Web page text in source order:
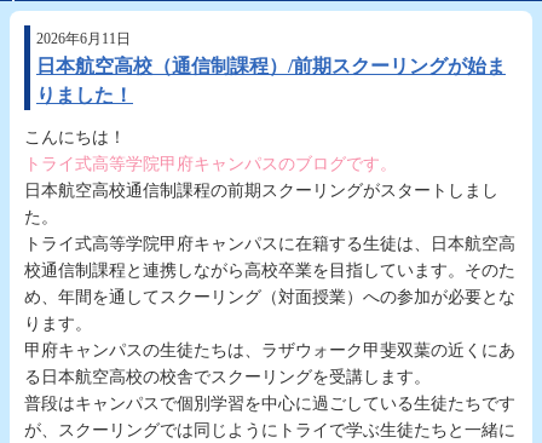
2026年6月11日
日本航空高校（通信制課程）/前期スクーリングが始ま
りました！
こんにちは！
トライ式高等学院甲府キャンパスのブログです。
日本航空高校通信制課程の前期スクーリングがスタートしまし
た。
トライ式高等学院甲府キャンパスに在籍する生徒は、日本航空高
校通信制課程と連携しながら高校卒業を目指しています。そのた
め、年間を通してスクーリング（対面授業）への参加が必要とな
ります。
甲府キャンパスの生徒たちは、ラザウォーク甲斐双葉の近くにあ
る日本航空高校の校舎でスクーリングを受講します。
普段はキャンパスで個別学習を中心に過ごしている生徒たちです
が、スクーリングでは同じようにトライで学ぶ生徒たちと一緒に